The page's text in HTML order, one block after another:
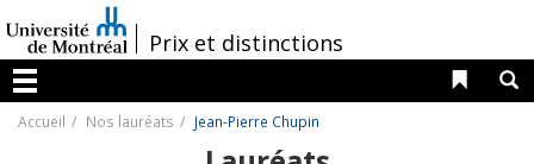
au
contenu
/Prix et distinctions
Menu
Liens
Accueil Nos lauréats Jean-Pierre Chupin